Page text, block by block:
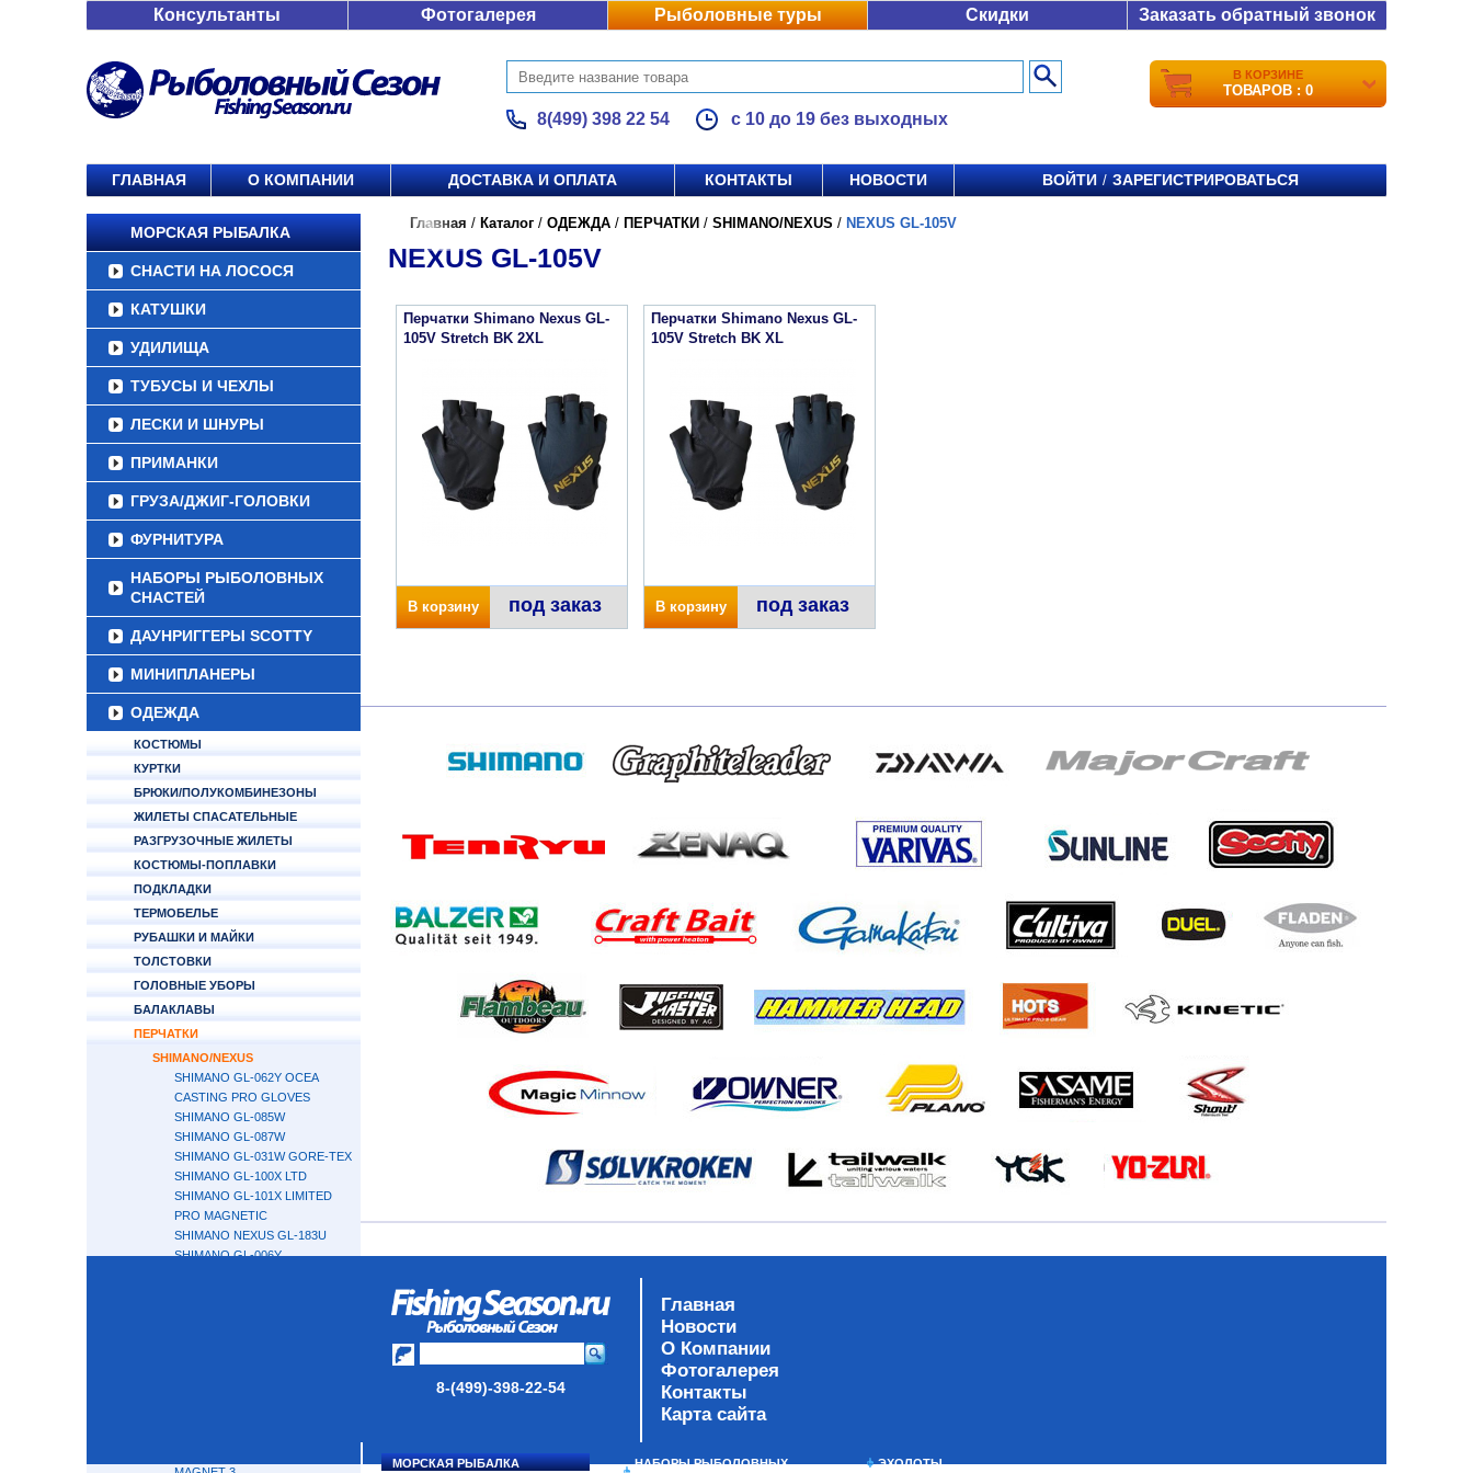
Консультанты Фотогалерея Рыболовные туры Скидки Заказать обратный звонок
8(499) 398 22 54 с 10 до 19 без выходных
В КОРЗИНЕ
ТОВАРОВ : 0
ГЛАВНАЯ О КОМПАНИИ ДОСТАВКА И ОПЛАТА КОНТАКТЫ НОВОСТИ ВОЙТИ / ЗАРЕГИСТРИРОВАТЬСЯ
МОРСКАЯ РЫБАЛКА
СНАСТИ НА ЛОСОСЯ
КАТУШКИ
УДИЛИЩА
ТУБУСЫ И ЧЕХЛЫ
ЛЕСКИ И ШНУРЫ
ПРИМАНКИ
ГРУЗА/ДЖИГ-ГОЛОВКИ
ФУРНИТУРА
НАБОРЫ РЫБОЛОВНЫХ
СНАСТЕЙ
ДАУНРИГГЕРЫ SCOTTY
МИНИПЛАНЕРЫ
ОДЕЖДА
КОСТЮМЫ
КУРТКИ
БРЮКИ/ПОЛУКОМБИНЕЗОНЫ
ЖИЛЕТЫ СПАСАТЕЛЬНЫЕ
РАЗГРУЗОЧНЫЕ ЖИЛЕТЫ
КОСТЮМЫ-ПОПЛАВКИ
ПОДКЛАДКИ
ТЕРМОБЕЛЬЕ
РУБАШКИ И МАЙКИ
ТОЛСТОВКИ
ГОЛОВНЫЕ УБОРЫ
БАЛАКЛАВЫ
ПЕРЧАТКИ
SHIMANO/NEXUS
SHIMANO GL-062Y OCEA
CASTING PRO GLOVES
SHIMANO GL-085W
SHIMANO GL-087W
SHIMANO GL-031W GORE-TEX
SHIMANO GL-100X LTD
SHIMANO GL-101X LIMITED
PRO MAGNETIC
SHIMANO NEXUS GL-183U
SHIMANO GL-006Y
Главная / Каталог / ОДЕЖДА / ПЕРЧАТКИ / SHIMANO/NEXUS / NEXUS GL-105V
NEXUS GL-105V
Перчатки Shimano Nexus GL-
105V Stretch BK 2XL
В корзину под заказ
Перчатки Shimano Nexus GL-
105V Stretch BK XL
В корзину под заказ
8-(499)-398-22-54
Главная
Новости
О Компании
Фотогалерея
Контакты
Карта сайта
МОРСКАЯ РЫБАЛКА
НАБОРЫ РЫБОЛОВНЫХ
ЭХОЛОТЫ